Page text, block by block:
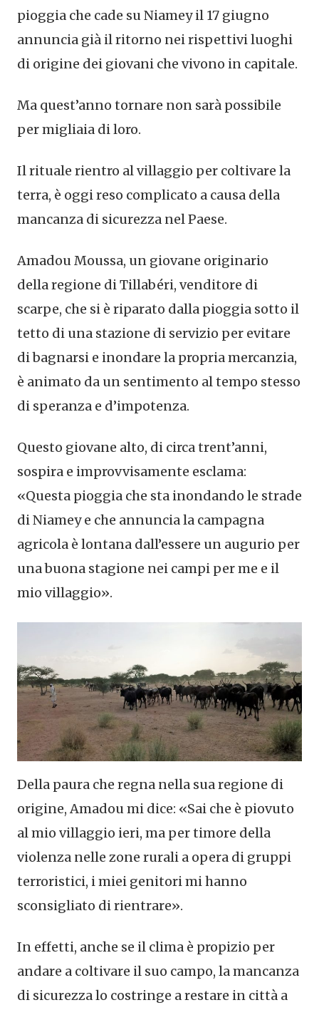
pioggia che cade su Niamey il 17 giugno
annuncia già il ritorno nei rispettivi luoghi
di origine dei giovani che vivono in capitale.
Ma quest’anno tornare non sarà possibile
per migliaia di loro.
Il rituale rientro al villaggio per coltivare la
terra, è oggi reso complicato a causa della
mancanza di sicurezza nel Paese.
Amadou Moussa, un giovane originario
della regione di Tillabéri, venditore di
scarpe, che si è riparato dalla pioggia sotto il
tetto di una stazione di servizio per evitare
di bagnarsi e inondare la propria mercanzia,
è animato da un sentimento al tempo stesso
di speranza e d’impotenza.
Questo giovane alto, di circa trent’anni,
sospira e improvvisamente esclama:
«Questa pioggia che sta inondando le strade
di Niamey e che annuncia la campagna
agricola è lontana dall’essere un augurio per
una buona stagione nei campi per me e il
mio villaggio».
Della paura che regna nella sua regione di
origine, Amadou mi dice: «Sai che è piovuto
al mio villaggio ieri, ma per timore della
violenza nelle zone rurali a opera di gruppi
terroristici, i miei genitori mi hanno
sconsigliato di rientrare».
In effetti, anche se il clima è propizio per
andare a coltivare il suo campo, la mancanza
di sicurezza lo costringe a restare in città a